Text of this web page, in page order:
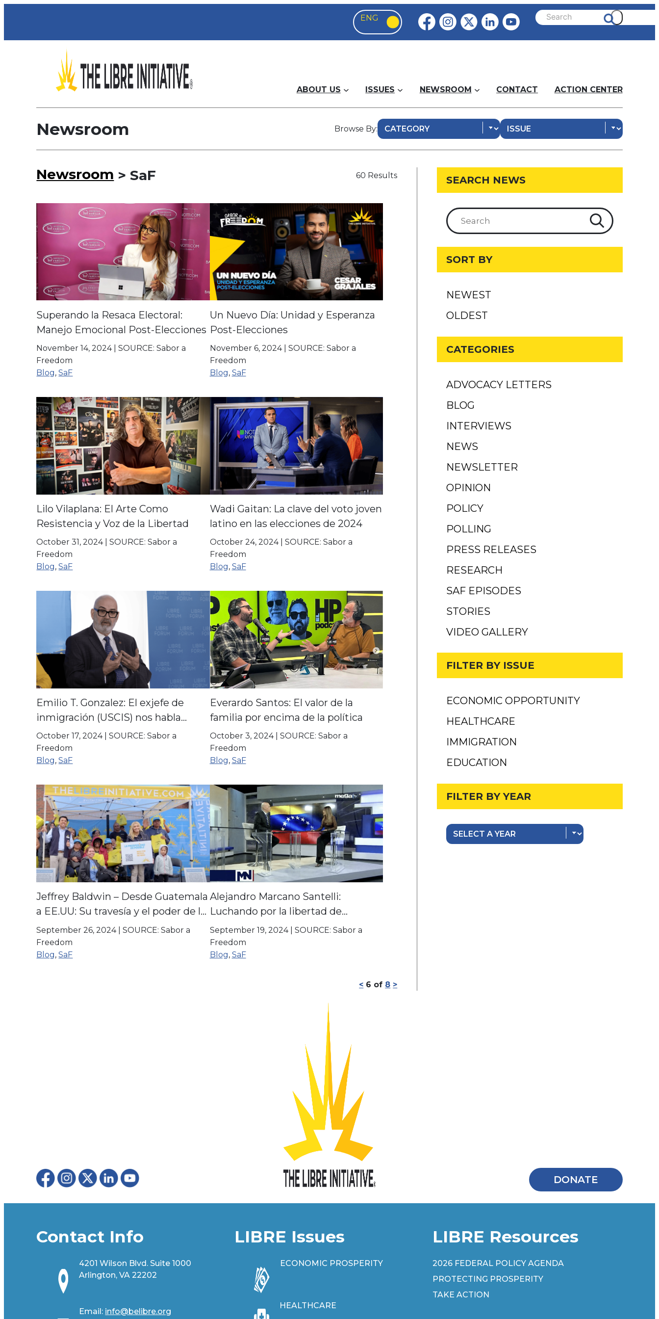
ABOUT US ISSUES NEWSROOM CONTACT ACTION CENTER
Newsroom Browse By:
Newsroom > SaF 60 Results
Superando la Resaca Electoral:
Manejo Emocional Post-Elecciones
November 14, 2024|SOURCE: Sabor a
Freedom
Blog,SaF
Un Nuevo Día: Unidad y Esperanza
Post-Elecciones
November 6, 2024| SOURCE: Sabor a
Freedom
Blog, SaF
Lilo Vilaplana: El Arte Como
Resistencia y Voz de la Libertad
October 31, 2024|SOURCE: Sabor a
Freedom
Blog,SaF
Wadi Gaitan: La clave del voto joven
latino en las elecciones de 2024
October 24, 2024| SOURCE: Sabor a
Freedom
Blog, SaF
Emilio T. Gonzalez: El exjefe de
inmigración (USCIS) nos habla
sobre liderazgo en tiempos de
crisis.
October 17, 2024|SOURCE: Sabor a
Freedom
Blog,SaF
Everardo Santos: El valor de la
familia por encima de la política
October 3, 2024| SOURCE: Sabor a
Freedom
Blog, SaF
Jeffrey Baldwin – Desde Guatemala
a EE.UU: Su travesía y el poder de la
unidad familiar
September 26, 2024|SOURCE: Sabor a
Freedom
Blog,SaF
Alejandro Marcano Santelli:
Luchando por la libertad de
expresión en tiempos de censura
September 19, 2024| SOURCE: Sabor a
Freedom
Blog, SaF
< 6 of 8 >
SEARCH NEWS
SORT BY
NEWEST
OLDEST
CATEGORIES
ADVOCACY LETTERS
BLOG
INTERVIEWS
NEWS
NEWSLETTER
OPINION
POLICY
POLLING
PRESS RELEASES
RESEARCH
SAF EPISODES
STORIES
VIDEO GALLERY
FILTER BY ISSUE
ECONOMIC OPPORTUNITY
HEALTHCARE
IMMIGRATION
EDUCATION
FILTER BY YEAR
DONATE
Contact Info
4201 Wilson Blvd. Suite 1000
Arlington, VA 22202
Email: info@belibre.org
LIBRE Issues
ECONOMIC PROSPERITY
HEALTHCARE
LIBRE Resources
2026 FEDERAL POLICY AGENDA
PROTECTING PROSPERITY
TAKE ACTION